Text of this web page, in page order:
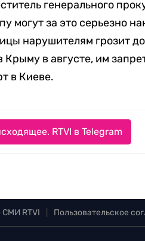
генерального
могут за это серьезно
нарушителям грозит
в августе, им
в Киеве.
RTVI в Telegram
RTVI Пользовательское